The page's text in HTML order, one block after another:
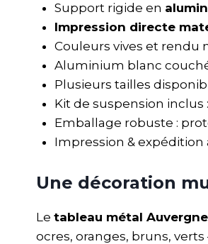
Support rigide en
Impression directe
Couleurs vives et rendu
Aluminium blanc
Plusieurs tailles
Kit de suspension
Emballage robuste :
Impression & expédition
Une décoration
Le tableau métal
ocres, oranges, bruns,